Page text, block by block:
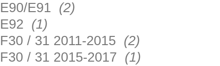
E90/E91 (2)
E92 (1)
F30 / 31 2011-2015 (2)
F30 / 31 2015-2017 (1)